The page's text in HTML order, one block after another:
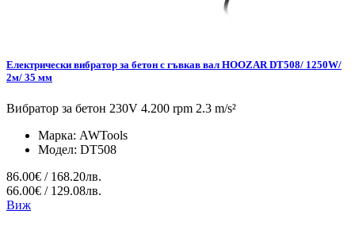
Електрически вибратор за бетон с гъвкав вал HOOZAR DT508/ 1250W/
2м/ 35 мм
Вибратор за бетон 230V 4.200 rpm 2.3 m/s²
Марка: AWTools
Модел: DT508
86.00€ / 168.20лв.
66.00€ / 129.08лв.
Виж